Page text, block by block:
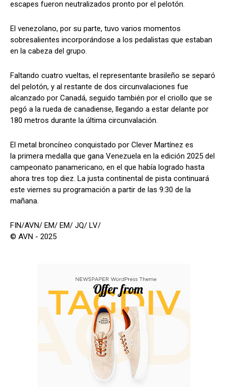
escapes fueron neutralizados pronto por el pelotón.
El venezolano, por su parte, tuvo varios momentos
sobresalientes incorporándose a los pedalistas que estaban
en la cabeza del grupo.
Faltando cuatro vueltas, el representante brasileño se separó
del pelotón, y al restante de dos circunvalaciones fue
alcanzado por Canadá, seguido también por el criollo que se
pegó a la rueda de canadiense, llegando a estar delante por
180 metros durante la última circunvalación.
El metal broncíneo conquistado por Clever Martínez es
la primera medalla que gana Venezuela en la edición 2025 del
campeonato panamericano, en el que había logrado hasta
ahora tres top diez. La justa continental de pista continuará
este viernes su programación a partir de las 9:30 de la
mañana.
FIN/AVN/ EM/ EM/ JQ/ LV/
© AVN - 2025